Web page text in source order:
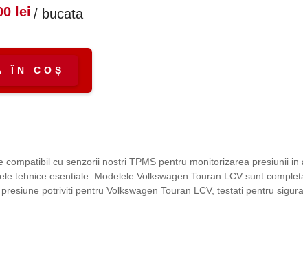
inițial a fost:
lei Prețul curent
150,00 lei.
/ bucata
ÎN COȘ
compatibil cu senzorii nostri TPMS pentru monitorizarea presiunii
tehnice esentiale. Modelele Volkswagen Touran LCV sunt
potriviti pentru Volkswagen Touran LCV, testati pentru